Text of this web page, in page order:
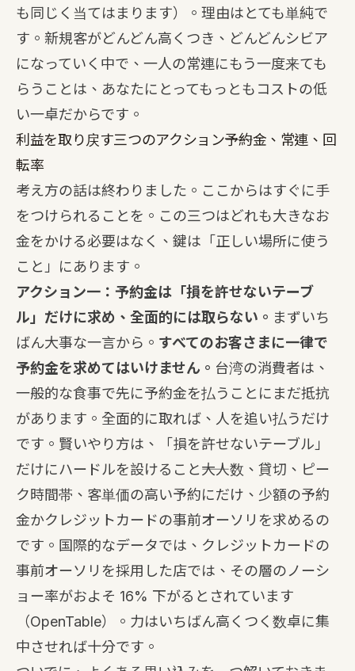
も同じく当てはまります）。理由はとても単純で
す。新規客がどんどん高くつき、どんどんシビア
になっていく中で、一人の常連にもう一度来ても
らうことは、あなたにとってもっともコストの低
い一卓だからです。
利益を取り戻す三つのアクション――予約金、常連、回
転率
考え方の話は終わりました。ここからはすぐに手
をつけられることを。この三つはどれも大きなお
金をかける必要はなく、鍵は「正しい場所に使う
こと」にあります。
アクション一：予約金は「損を許せないテーブ
ル」だけに求め、全面的には取らない。 まずいち
ばん大事な一言から。 すべてのお客さまに一律で
予約金を求めてはいけません。 台湾の消費者は、
一般的な食事で先に予約金を払うことにまだ抵抗
があります。全面的に取れば、人を追い払うだけ
です。賢いやり方は、「損を許せないテーブル」
だけにハードルを設けること――大人数、貸切、ピー
ク時間帯、客単価の高い予約にだけ、少額の予約
金かクレジットカードの事前オーソリを求めるの
です。国際的なデータでは、クレジットカードの
事前オーソリを採用した店では、その層のノーシ
ョー率がおよそ 16% 下がるとされています
（OpenTable）。力はいちばん高くつく数卓に集
中させれば十分です。